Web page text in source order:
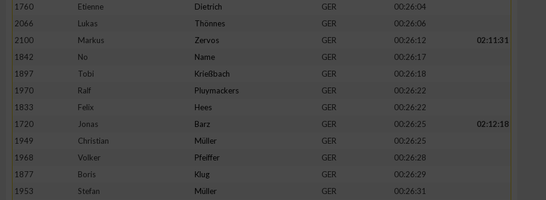
1760
Etienne Dietrich GER
00:26:04
2066
Lukas Thönnes GER
00:26:06
2100
Markus Zervos GER 00:26:12
02:11:31
1842
No Name GER
00:26:17
1897
Tobi Krießbach GER
00:26:18
1970
Ralf Pluymackers GER
00:26:22
1833
Felix Hees GER
00:26:22
1720
Jonas Barz GER 00:26:25
02:12:18
1949
Christian Müller GER
00:26:25
1968
Volker Pfeiffer GER
00:26:28
1877
Boris Klug GER
00:26:29
1953
Stefan Müller GER
00:26:31
verschiedenen Quellen
Entwicklung und Verbesserung der Angebote
Verwendung reduzierter Daten zur Auswahl von Inhalten
IAB-Besonderheiten:
Verwendung genauer Standortdaten
Nicht-IAB-Verarbeitungszwecke: